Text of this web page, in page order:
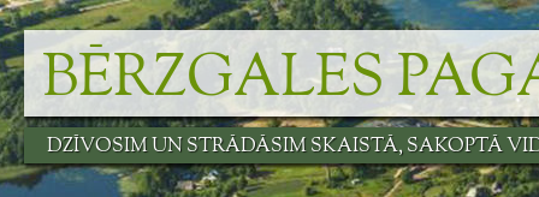
Skip
content
BĒRZGALES
DZĪVOSIM UN STRĀDĀSIM SKAISTĀ, SAKOPTĀ